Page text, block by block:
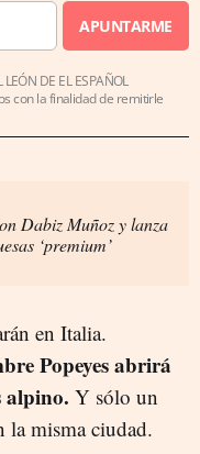
APUNTARME
DE EL ESPAÑOL
con la finalidad de remitirle
Dabiz Muñoz y lanza
‘premium’
en Italia.
Popeyes abrirá
alpino. Y sólo un
la misma ciudad.